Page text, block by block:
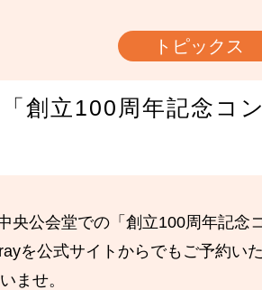
トピックス
創立100周年記念コ
央公会堂での「創立100周年記念
を公式サイトからでもご予約いた
ませ。